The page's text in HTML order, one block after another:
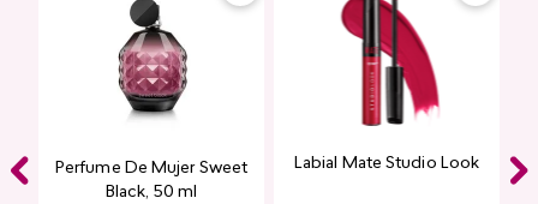
Perfume De Mujer Sweet
Black, 50 ml
Labial Mate Studio Look